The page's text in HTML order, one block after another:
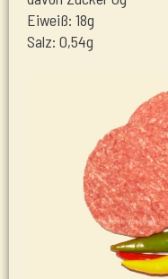
Eiweiß: 18g
Salz: 0,54g